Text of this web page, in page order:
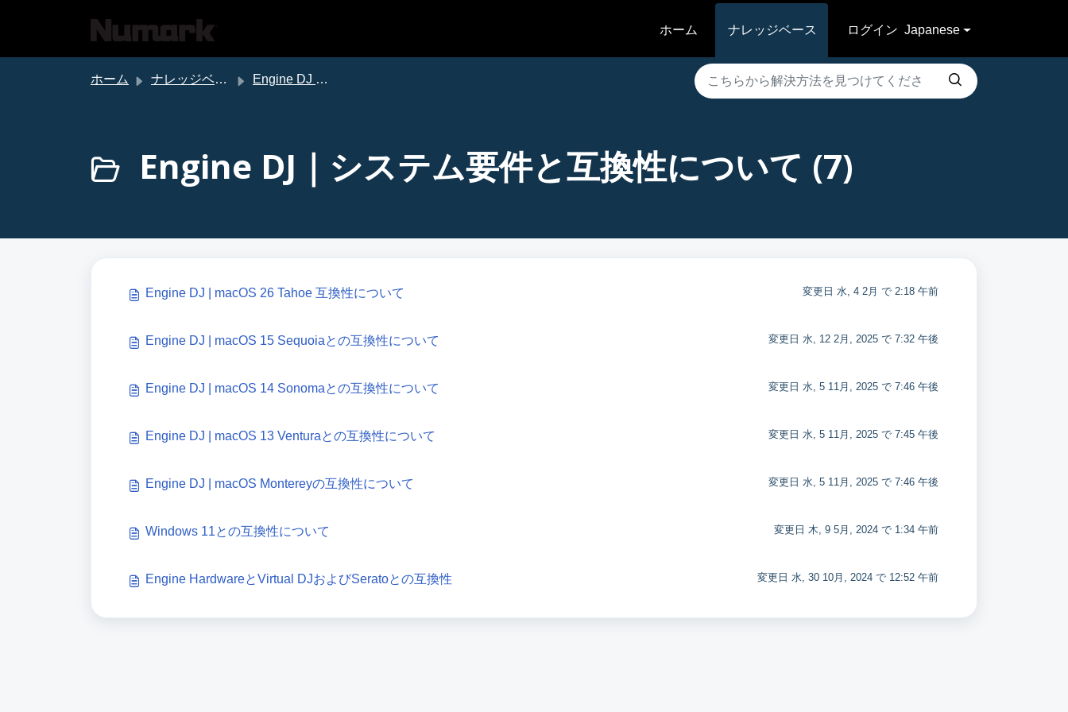
ホーム
ナレッジベース ログイン Japanese
ホーム ナレッジベース Engine DJ サポート
Engine DJ｜システム要件と互換性について (7)
Engine DJ | macOS 26 Tahoe 互換性について 変更日 水, 4 2月 で 2:18 午前
Engine DJ | macOS 15 Sequoiaとの互換性について 変更日 水, 12 2月, 2025 で 7:32 午後
Engine DJ | macOS 14 Sonomaとの互換性について 変更日 水, 5 11月, 2025 で 7:46 午後
Engine DJ | macOS 13 Venturaとの互換性について 変更日 水, 5 11月, 2025 で 7:45 午後
Engine DJ | macOS Montereyの互換性について 変更日 水, 5 11月, 2025 で 7:46 午後
Windows 11との互換性について 変更日 木, 9 5月, 2024 で 1:34 午前
Engine HardwareとVirtual DJおよびSeratoとの互換性 変更日 水, 30 10月, 2024 で 12:52 午前